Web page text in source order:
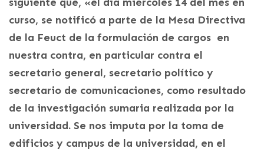
curso, se notificó a parte de la Mesa Directiva
de la Feuct de la formulación de cargos en
nuestra contra, en particular contra el
secretario general, secretario político y
secretario de comunicaciones, como resultado
de la investigación sumaria realizada por la
universidad. Se nos imputa por la toma de
edificios y campus de la universidad, en el